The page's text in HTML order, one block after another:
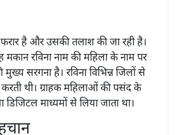
है और उसकी तलाश की जा रही है।
रविना नाम की महिला के नाम पर
सरगना है। रविना विभिन्न जिलों से
थी। ग्राहक महिलाओं की पसंद के
माध्यमों से लिया जाता था।